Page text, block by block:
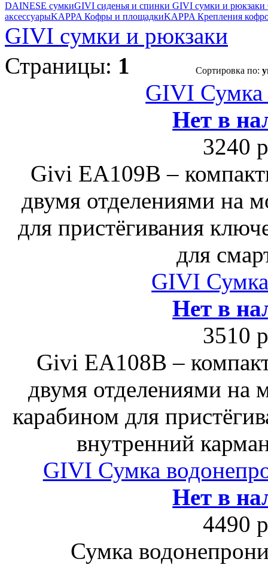
DAINESE сумкиGIVI cиденья и спинки GIVI cумки и рюкзаки
аксессуарыKAPPA Кофры и площадкиKAPPA Крепления
GIVI cумки и рюкзаки
Страницы: 1 Сортировка по:
GIVI Сумка
Нет в
3240
Givi ЕA109B –
двумя отделениями на
для пристёгивания
для
GIVI
Нет в
3510
Givi ЕA108B –
двумя отделениями на
карабином для
внутренний
GIVI Сумка
Нет в
4490
Сумка